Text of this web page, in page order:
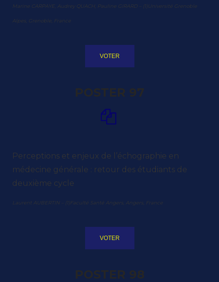
Marine CARPAYE, Audrey QUACH, Pauline GIRARD – (1)Université Grenoble
Alpes, Grenoble, France
VOTER
POSTER 97
Perceptions et enjeux de l’échographie en
médecine générale : retour des étudiants de
deuxième cycle
Laurent AUBERTIN – (1)Faculté Santé Angers, Angers, France
VOTER
POSTER 98